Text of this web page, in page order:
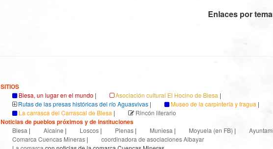
Enlaces por
SITIOS
Blesa, un lugar en el mundo | Asociación cultural El Hocino de Blesa |
Rutas de las presas históricas del río Aguasvivas | Museo de la carpintería y fragua |
La carrasca del Carrascal de Blesa | Rincón literario
Noticias de pueblos próximos y de instituciones
Blesa | Alcaine | Loscos | Plenas | Muniesa | Moyuela (en FB) |
Comarca Cuencas Mineras |
coordinadora de asociaciones Albayar